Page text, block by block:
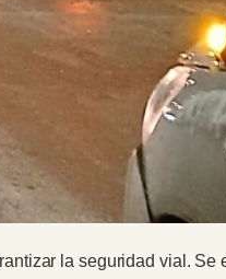
la seguridad vial.